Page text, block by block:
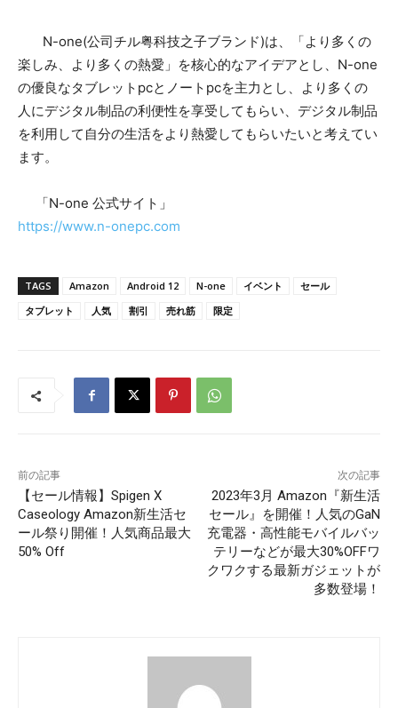
N-one(公司チル粤科技之子ブランド)は、「より多くの
楽しみ、より多くの熱愛」を核心的なアイデアとし、N-one
の優良なタブレットpcとノートpcを主力とし、より多くの
人にデジタル制品の利便性を享受してもらい、デジタル制品
を利用して自分の生活をより熱愛してもらいたいと考えてい
ます。
「N-one 公式サイト」
https://www.n-onepc.com
TAGS Amazon Android 12 N-one イベント
セール
タブレット
人気 割引 売れ筋 限定
前の記事
【セール情報】Spigen X
Caseology Amazon新生活セ
ール祭り開催！人気商品最大
50% Off
次の記事
2023年3月 Amazon『新生活
セール』を開催！人気のGaN
充電器・高性能モバイルバッ
テリーなどが最大30%OFFワ
クワクする最新ガジェットが
多数登場！